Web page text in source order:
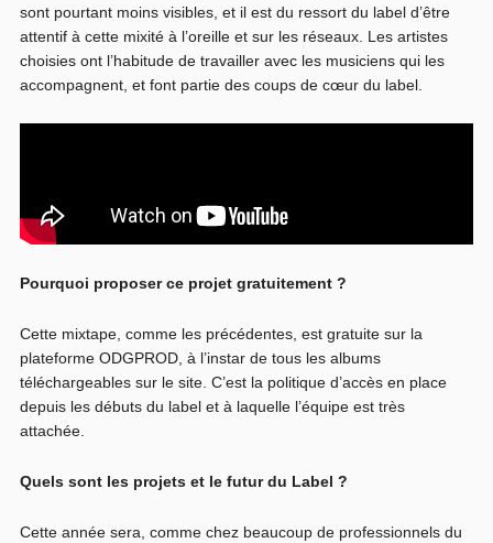
sont pourtant moins visibles, et il est du ressort du label d’être
attentif à cette mixité à l’oreille et sur les réseaux. Les artistes
choisies ont l’habitude de travailler avec les musiciens qui les
accompagnent, et font partie des coups de cœur du label.
Pourquoi proposer ce projet gratuitement ?
Cette mixtape, comme les précédentes, est gratuite sur la
plateforme ODGPROD, à l’instar de tous les albums
téléchargeables sur le site. C’est la politique d’accès en place
depuis les débuts du label et à laquelle l’équipe est très
attachée.
Quels sont les projets et le futur du Label ?
Cette année sera, comme chez beaucoup de professionnels du